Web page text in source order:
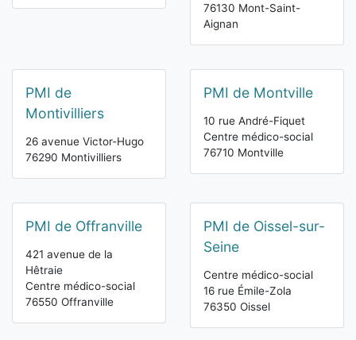
76130 Mont-Saint-
Aignan
PMI de
Montivilliers
26 avenue Victor-Hugo
76290 Montivilliers
PMI de Montville
10 rue André-Fiquet
Centre médico-social
76710 Montville
PMI de Offranville
421 avenue de la
Hêtraie
Centre médico-social
76550 Offranville
PMI de Oissel-sur-
Seine
Centre médico-social
16 rue Émile-Zola
76350 Oissel